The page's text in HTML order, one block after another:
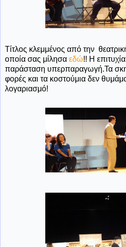
Τίτλος κλεμμένος από την
οποία σας μίλησα εδώ!! Η
παράσταση υπερπαραγωγή.Τα
φορές και τα κοστούμια δεν
λογαριασμό!